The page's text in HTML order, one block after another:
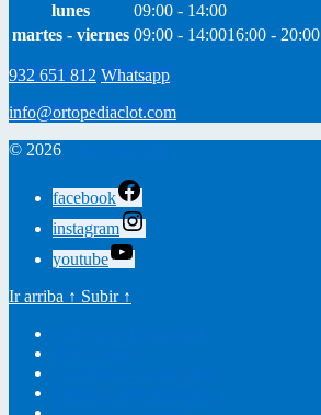
lunes
09:00 - 14:00
martes - viernes 09:00 - 14:0016:00 - 20:00
932 651 812 Whatsapp
info@ortopediaclot.com
© 2026
facebook
instagram
youtube
Ir arriba ↑ Subir ↑